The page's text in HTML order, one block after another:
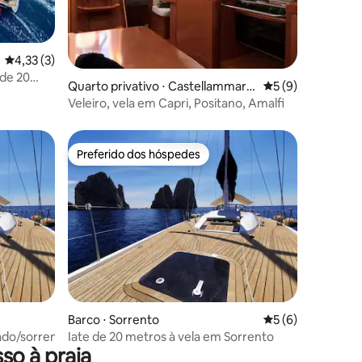
4,33 de uma avaliação média de 5, 3 avaliações
4,33 (3)
20
Quarto privativo ⋅ Castellammare
di Stabia
5 de uma
5 (9)
Veleiro, vela em Capri, Positano, Amalfi
sorrento
Preferido dos hóspedes
Preferido dos hóspedes
Barco ⋅ Sorrento 5 de uma
5 (6)
Iate de 20 metros à vela em Sorrento
à praia